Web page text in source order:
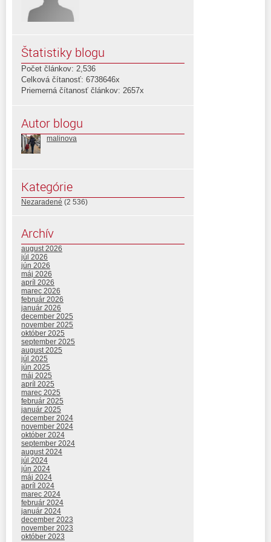
Štatistiky blogu
Počet článkov: 2,536
Celková čítanosť: 6738646x
Priemerná čítanosť článkov: 2657x
Autor blogu
malinova
Kategórie
Nezaradené (2 536)
Archív
august 2026
júl 2026
jún 2026
máj 2026
apríl 2026
marec 2026
február 2026
január 2026
december 2025
november 2025
október 2025
september 2025
august 2025
júl 2025
jún 2025
máj 2025
apríl 2025
marec 2025
február 2025
január 2025
december 2024
november 2024
október 2024
september 2024
august 2024
júl 2024
jún 2024
máj 2024
apríl 2024
marec 2024
február 2024
január 2024
december 2023
november 2023
október 2023